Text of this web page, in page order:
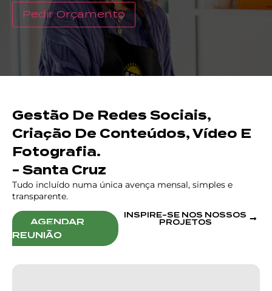
Pedir Orçamento
Gestão De Redes Sociais,
Criação De Conteúdos, Vídeo E
Fotografia.
- Santa Cruz
Tudo incluído numa única avença mensal, simples e
transparente.
AGENDAR
REUNIÃO
INSPIRE-SE NOS NOSSOS
PROJETOS